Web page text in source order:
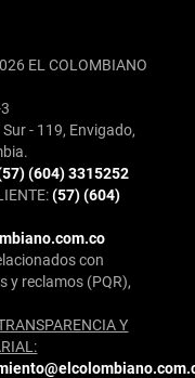
EL COLOMBIANO
- 119, Envigado,
(604) 3315252
(57) (604)
con
y reclamos (PQR),
Y